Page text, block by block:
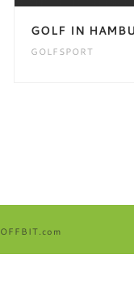
GOLF IN
GOLFSPORT
OFFBIT.com